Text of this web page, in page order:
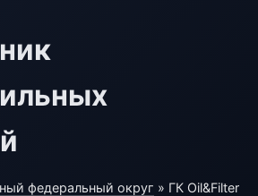
федеральный округ » ГК Oil&Filter